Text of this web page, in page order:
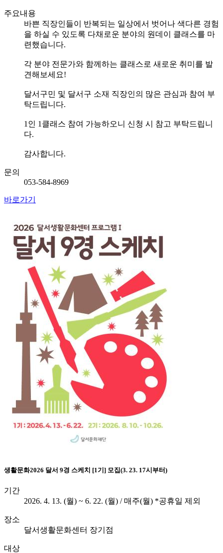
주요내용
바쁜 직장인들이 반복되는 일상에서 벗어나 색다른 경험
을 하실 수 있도록 다채로운 분야의 원데이 클래스를 마
련했습니다.
각 분야 전문가와 함께하는 클래스로 새로운 취미를 발
견해보세요!
달서구민 및 달서구 소재 직장인의 많은 관심과 참여 부
탁드립니다.
1인 1클래스 참여 가능하오니 신청 시 참고 부탁드립니
다.
감사합니다.
문의
053-584-8969
바로가기
생활문화2026 달서 9경 스케치 [1기] 모집(3. 23. 17시부터)
기간
2026. 4. 13. (월) ~ 6. 22. (월) / 매주(월) *공휴일 제외
장소
달서생활문화센터 장기점
대상